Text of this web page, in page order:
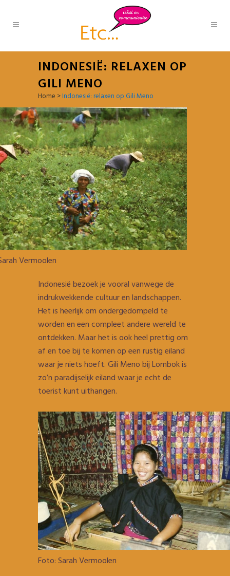
INDONESIË: RELAXEN OP
GILI MENO
Home >Indonesië: relaxen op Gili Meno
Vermoolen
Indonesië bezoek je vooral vanwege de
indrukwekkende cultuur en landschappen.
Het is heerlijk om ondergedompeld te
worden en een compleet andere wereld te
ontdekken. Maar het is ook heel prettig om
af en toe bij te komen op een rustig eiland
waar je niets hoeft. Gili Meno bij Lombok is
zo’n paradijselijk eiland waar je echt de
toerist kunt uithangen.
Foto: Sarah Vermoolen